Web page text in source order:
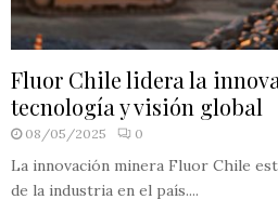
Fluor Chile lidera la
tecnología y visión global
08/05/2025 0
La innovación minera Fluor Chile
de la industria en el país....